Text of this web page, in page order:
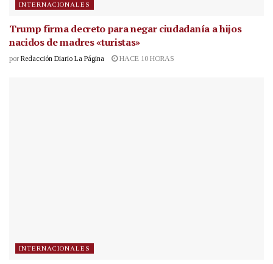
INTERNACIONALES
Trump firma decreto para negar ciudadanía a hijos
nacidos de madres «turistas»
por Redacción Diario La Página HACE 10 HORAS
INTERNACIONALES